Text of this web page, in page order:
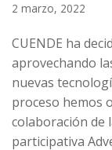
2 marzo, 2022
CUENDE ha
aprovechando
nuevas
proceso hemos
colaboración de
participativa